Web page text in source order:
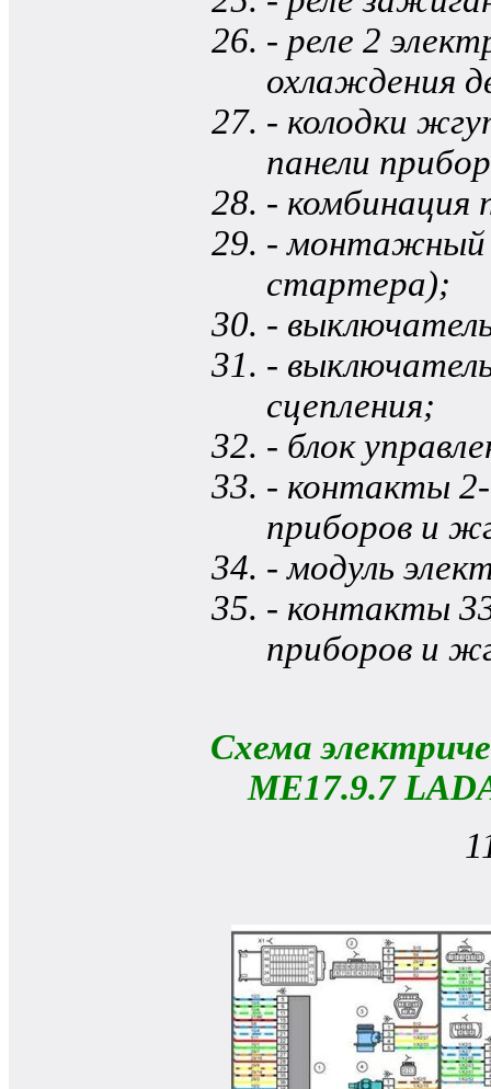
- реле 2
охлаждения
- колодки
панели
- комбинация
- монтажный
стартера);
-
-
сцепления;
- блок
- контакты
приборов и
- модуль
- контакты
приборов и
Схема
МE17.9.7